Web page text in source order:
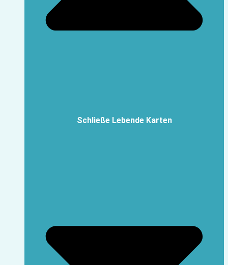
Schließe Lebende Karten